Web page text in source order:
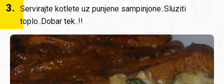
3. Servirajte kotlete uz punjene sampinjone..Sluziti
toplo..Dobar tek..!!